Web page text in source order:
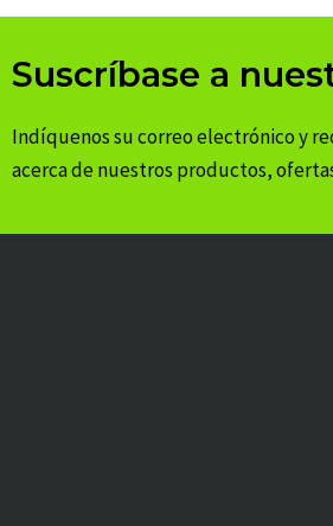
Suscríbase a
Indíquenos su correo electrónico y
acerca de nuestros productos,